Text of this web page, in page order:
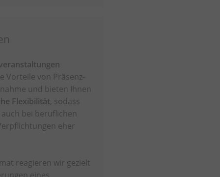
Vorteile von Präsenz-
und bieten Ihnen
Flexibilität, sodass
bei beruflichen
eher
reagieren wir gezielt